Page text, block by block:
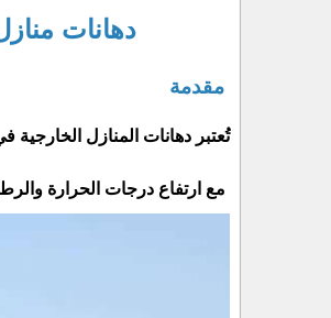
دهانات
مقدمة
تُعتبر دهانات المنازل
مع ارتفاع درجات الحرارة